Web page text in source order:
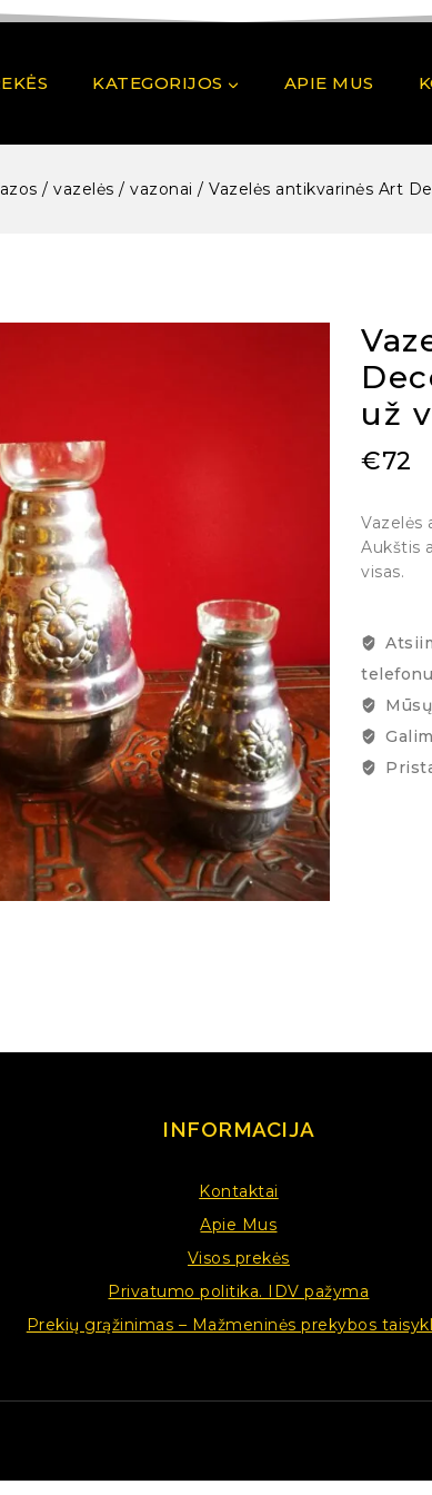
KATEGORIJOS APIE MUS
/ vazelės / vazonai / Vazelės antikvarinės Art
už
€72
Vazelės
Aukštis
visas.
INFORMACIJA
Kontaktai
Apie Mus
Visos prekės
Privatumo politika. IDV pažyma
Prekių grąžinimas – Mažmeninės prekybos